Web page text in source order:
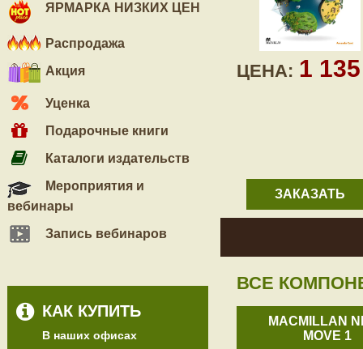
ЯРМАРКА НИЗКИХ ЦЕН
Распродажа
Акция
Уценка
Подарочные книги
Каталоги издательств
Мероприятия и
вебинары
Запись вебинаров
КАК КУПИТЬ
В наших офисах
ЦЕНА: 1
ЗАКАЗАТЬ
ВСЕ
MACMILLAN
MOVE 1